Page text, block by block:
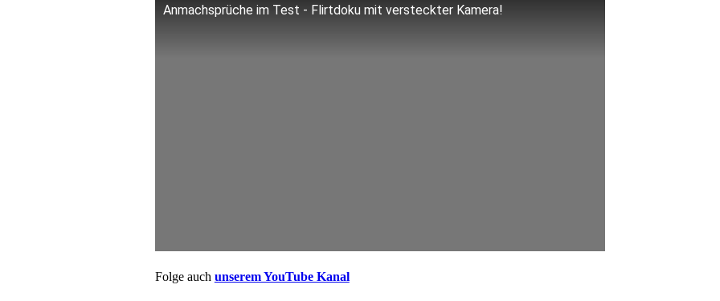
Anmachsprüche im Test - Flirtdoku mit versteckter Kamera!
Folge auch unserem YouTube Kanal